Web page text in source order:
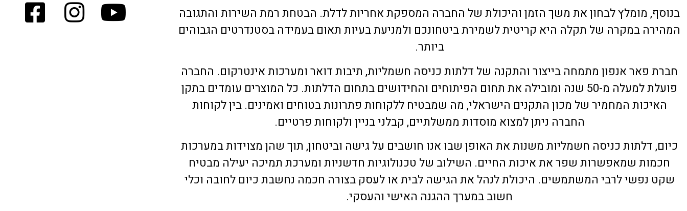
בנוסף, מומלץ לבחון את משך הזמן והיכולת של החברה המספקת אחריות לדלת. הבטחת רמת השירות והתגובה
המהירה במקרה של תקלה היא קריטית לשמירת ביטחונכם ולמניעת בעיות תאום בעמידה בסטנדרטים הגבוהים
ביותר.
חברת פאר אנפון מתמחה בייצור והתקנה של דלתות כניסה חשמליות, תיבות דואר ומערכות אינטרקום. החברה
פועלת למעלה מ-50 שנה ומובילה את תחום הפיתוחים והחידושים בתחום הדלתות. כל המוצרים עומדים בתקן
האיכות המחמיר של מכון התקנים הישראלי, מה שמבטיח ללקוחות פתרונות בטוחים ואמינים. בין לקוחות
החברה ניתן למצוא מוסדות ממשלתיים, קבלני בניין ולקוחות פרטיים.
כיום, דלתות כניסה חשמליות משנות את האופן שבו אנו חושבים על גישה וביטחון, תוך שהן מצוידות במערכות
חכמות שמאפשרות שפר את איכות החיים. השילוב של טכנולוגיות חדשניות ומערכת תמיכה יעילה מבטיח
שקט נפשי לרבי המשתמשים. היכולת לנהל את הגישה לבית או לעסק בצורה חכמה נחשבת כיום לחובה וכלי
חשוב במערך ההגנה האישי והעסקי.